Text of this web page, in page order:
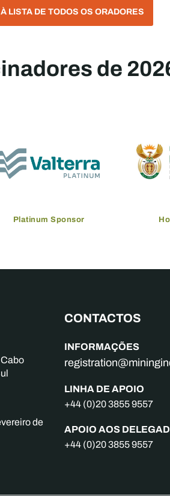
LISTA DE TODOS OS ORADORES
de
Platinum Sponsor
de
CONTACTOS
INFORMAÇÕES
LINHA DE APOIO
+44 (0)20 3855 9557
APOIO AOS
+44 (0)20 3855 9557